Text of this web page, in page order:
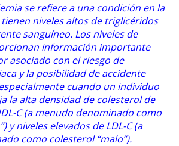
se refiere a una condición en la
niveles altos de triglicéridos
sanguíneo. Los niveles de
información importante
asociado con el riesgo de
y la posibilidad de accidente
cuando un individuo
la alta densidad de colesterol de
C (a menudo denominado como
y niveles elevados de LDL-C (a
como colesterol “malo”).